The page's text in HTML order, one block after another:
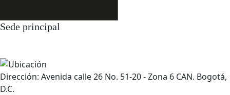
Sede principal
Dirección: Avenida calle 26 No. 51-20 - Zona 6 CAN. Bogotá,
D.C.